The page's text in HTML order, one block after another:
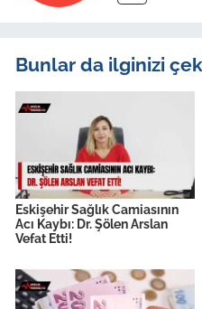
Bunlar da ilginizi
Eskişehir Sağlık Camiasının
Acı Kaybı: Dr. Şölen Arslan
Vefat Etti!